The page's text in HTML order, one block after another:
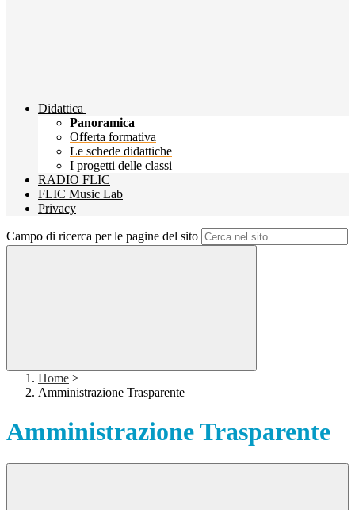
Didattica
Panoramica
Offerta formativa
Le schede didattiche
I progetti delle classi
RADIO FLIC
FLIC Music Lab
Privacy
Campo di ricerca per le pagine del sito
Home >
Amministrazione Trasparente
Amministrazione Trasparente